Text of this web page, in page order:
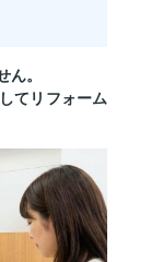
ん。
てリフォーム